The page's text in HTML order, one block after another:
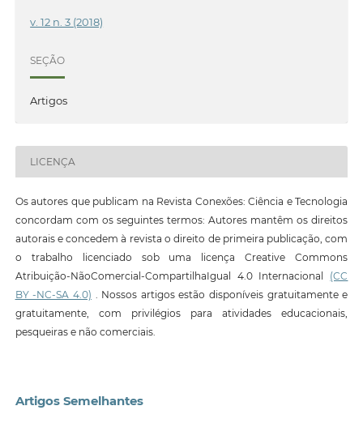
v. 12 n. 3 (2018)
SEÇÃO
Artigos
LICENÇA
Os autores que publicam na Revista Conexões: Ciência e Tecnologia
concordam com os seguintes termos: Autores mantêm os direitos
autorais e concedem à revista o direito de primeira publicação, com
o trabalho licenciado sob uma licença Creative Commons
Atribuição-NãoComercial-CompartilhaIgual 4.0 Internacional (CC
BY -NC-SA 4.0) . Nossos artigos estão disponíveis gratuitamente e
gratuitamente, com privilégios para atividades educacionais,
pesqueiras e não comerciais.
Artigos Semelhantes